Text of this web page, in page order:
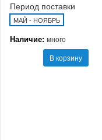
Период поставки
МАЙ - НОЯБРЬ
Наличие: много
В корзину